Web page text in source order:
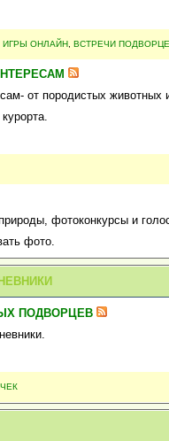
ИГРЫ ОНЛАЙН ВСТРЕЧИ
от породистых животных
фотоконкурсы и
фото.
ПОДВОРЦЕВ